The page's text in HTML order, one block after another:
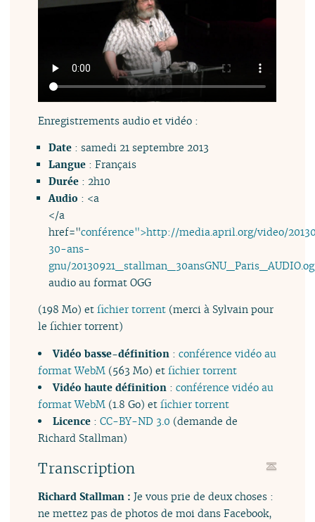
Enregistrements audio et vidéo :
Date: samedi 21 septembre 2013
Langue: Français
Durée: 2h10
Audio : <a
</a
href="conférence">http://media.april.org/video/
30-ans-
gnu/
audio au format OGG
(198 Mo) etfichier torrent (merci à Sylvain pour
le fichier torrent)
Vidéo basse-définition: conférence vidéo au
format WebM (563 Mo) etfichier torrent
Vidéo haute définition: conférence vidéo au
format WebM (1.8 Go) etfichier torrent
Licence: CC-BY-ND 3.0 (demande de
Richard Stallman)
Transcription
Richard Stallman : Je vous prie de deux choses :
ne mettez pas de photos de moi dans Facebook,